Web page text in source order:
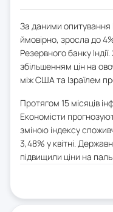
За даними опитування
ймовірно, зросла до
Резервного банку
збільшенням цін на
між США та Ізраїлем
Протягом 15 місяців
Економісти
зміною індексу
3,48% у квітні.
підвищили ціни на